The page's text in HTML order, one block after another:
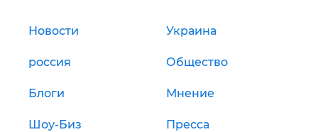
Новости Украина
россия Общество
Блоги Мнение
Шоу-Биз Пресса